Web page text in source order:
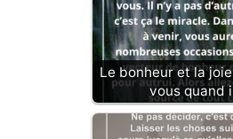
Le bonheur et la
vous quand